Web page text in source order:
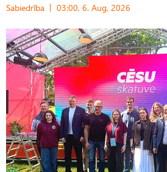
Sabiedrība 03:00, 6. Aug, 2026